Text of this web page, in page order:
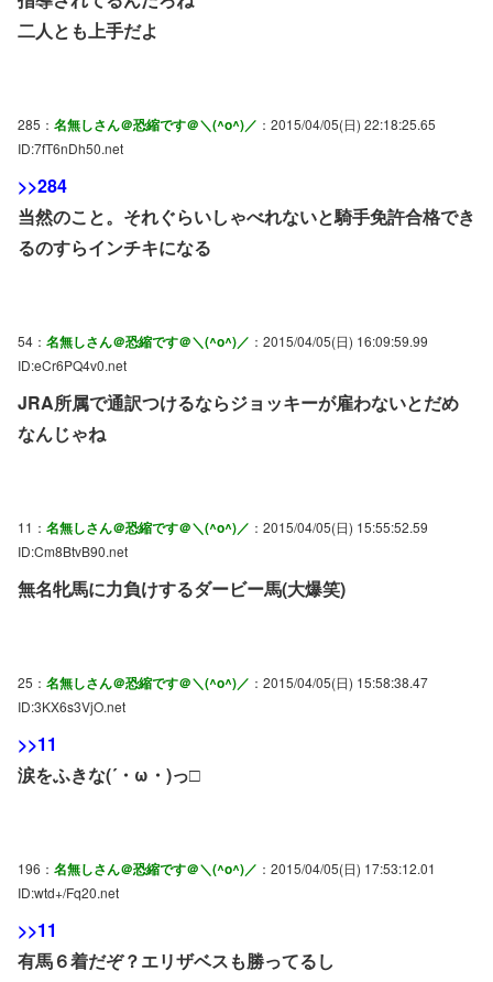
二人とも上手だよ
285： 名無しさん＠恐縮です＠＼(^o^)／ ：2015/04/05(日) 22:18:25.65
ID:7fT6nDh50.net
>>284
当然のこと。それぐらいしゃべれないと騎手免許合格でき
るのすらインチキになる
54： 名無しさん＠恐縮です＠＼(^o^)／ ：2015/04/05(日) 16:09:59.99
ID:eCr6PQ4v0.net
JRA所属で通訳つけるならジョッキーが雇わないとだめ
なんじゃね
11： 名無しさん＠恐縮です＠＼(^o^)／ ：2015/04/05(日) 15:55:52.59
ID:Cm8BtvB90.net
無名牝馬に力負けするダービー馬(大爆笑)
25： 名無しさん＠恐縮です＠＼(^o^)／ ：2015/04/05(日) 15:58:38.47
ID:3KX6s3VjO.net
>>11
涙をふきな(´・ω・)っ□
196： 名無しさん＠恐縮です＠＼(^o^)／ ：2015/04/05(日) 17:53:12.01
ID:wtd+/Fq20.net
>>11
有馬６着だぞ？エリザベスも勝ってるし